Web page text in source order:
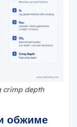
crimp depth
обжиме